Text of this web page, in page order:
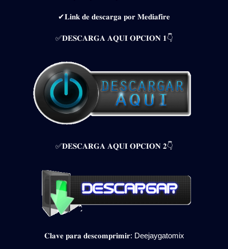
✔𝐋𝐢𝐧𝐤 𝐝𝐞 𝐝𝐞𝐬𝐜𝐚𝐫𝐠𝐚 𝐩𝐨𝐫 𝐌𝐞𝐝𝐢𝐚𝐟𝐢𝐫𝐞
✅𝐃𝐄𝐒𝐂𝐀𝐑𝐆𝐀 𝐀𝐐𝐔𝐈 𝐎𝐏𝐂𝐈𝐎𝐍 𝟏👇
✅𝐃𝐄𝐒𝐂𝐀𝐑𝐆𝐀 𝐀𝐐𝐔𝐈 𝐎𝐏𝐂𝐈𝐎𝐍 𝟐👇
𝐂𝐥𝐚𝐯𝐞 𝐩𝐚𝐫𝐚 𝐝𝐞𝐬𝐜𝐨𝐦𝐩𝐫𝐢𝐦𝐢𝐫: Deejaygatomix